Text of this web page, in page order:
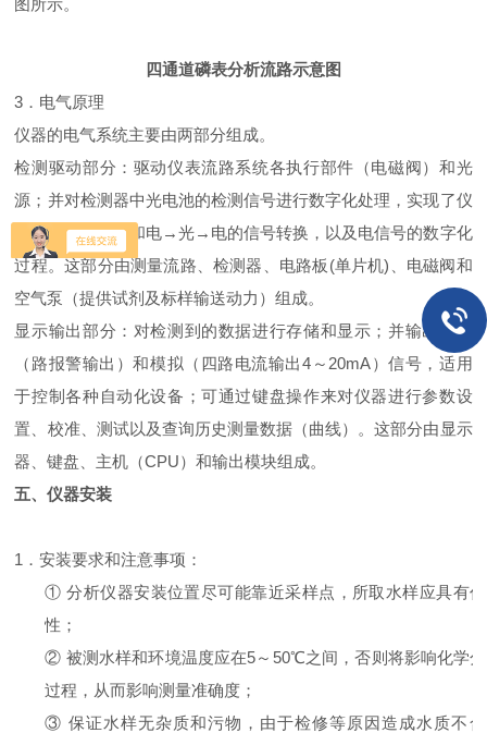
图所示。
四通道磷表分析流路示意图
3．电气原理
仪器的电气系统主要由两部分组成。
检测驱动部分：驱动仪表流路系统各执行部件（电磁阀）和光
源；并对检测器中光电池的检测信号进行数字化处理，实现了仪
器的自动化动作和电→光→电的信号转换，以及电信号的数字化
过程。这部分由测量流路、检测器、电路板(单片机)、电磁阀和
空气泵（提供试剂及标样输送动力）组成。
显示输出部分：对检测到的数据进行存储和显示；并输出开关
（路报警输出）和模拟（四路电流输出4～20mA）信号，适用
于控制各种自动化设备；可通过键盘操作来对仪器进行参数设
置、校准、测试以及查询历史测量数据（曲线）。这部分由显示
器、键盘、主机（CPU）和输出模块组成。
五、仪器安装
1．安装要求和注意事项：
① 分析仪器安装位置尽可能靠近采样点，所取水样应具有
性；
② 被测水样和环境温度应在5～50℃之间，否则将影响化学
过程，从而影响测量准确度；
③ 保证水样无杂质和污物，由于检修等原因造成水质不